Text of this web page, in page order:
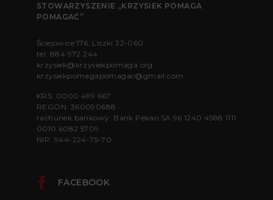
STOWARZYSZENIE „KRZYSIEK POMAGA
POMAGAĆ”
Ściejowice 176, Liszki 32-060
tel. 884 972 244
krzysiek@krzysiekpomaga.org
krzysiekpomagapomagac@gmail.com
KRS: 0000 499 667
REGON: 360090688
rachunek bankowy: Bank Pekao SA 96 1240 4588 1111
0010 6082 5709
NIP: 944-224-75-70
FACEBOOK